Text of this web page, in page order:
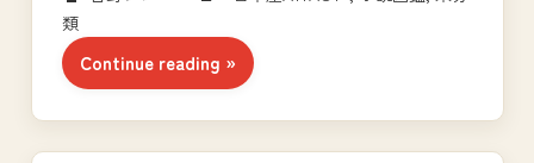
類
Continue reading